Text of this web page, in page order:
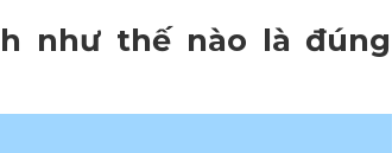
như thế nào là đúng